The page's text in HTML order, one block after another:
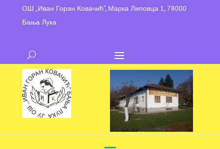
ОШ „Иван Горан Ковачић“, Марка Липовца 1, 78000
Бања Лука